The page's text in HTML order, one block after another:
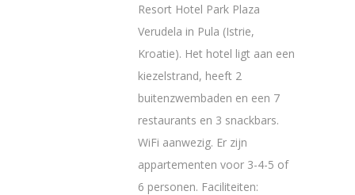
Resort Hotel Park Plaza
Verudela in Pula (Istrie,
Kroatie). Het hotel ligt aan een
kiezelstrand, heeft 2
buitenzwembaden en een 7
restaurants en 3 snackbars.
WiFi aanwezig. Er zijn
appartementen voor 3-4-5 of
6 personen. Faciliteiten: